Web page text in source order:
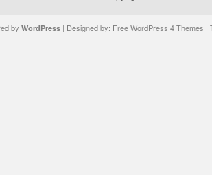
by WordPress| Designed by: Free WordPress 4 Themes |